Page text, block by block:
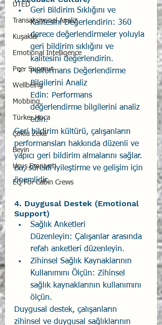
UTED
Transaksiyonel Analiz
Kuşaklar
Emotional Intelligence
Peer Support
Wellbeing
Mobbing
Türker Hoca
Çoklu Zekâ
Beyin
Uçuş Emniyeti
EQ For Cabin Crews
Geri Bildirim Sıklığını ve
Kalitesini Değerlendirin: 360
derece değerlendirmeler yoluyla
geri bildirim sıklığını ve
kalitesini değerlendirin.
Performans Değerlendirme
Bilgilerini Analiz
Edin: Performans
değerlendirme bilgilerini analiz
edin.
Geri bildirim kültürü, çalışanların
performansları hakkında düzenli ve
yapıcı geri bildirim almalarını sağlar.
Bu, sürekli iyileştirme ve gelişim için
önemlidir.
4. Duygusal Destek (Emotional
Support)
Sağlık Anketleri
Düzenleyin: Çalışanlar arasında
refah anketleri düzenleyin.
Zihinsel Sağlık Kaynaklarının
Kullanımını Ölçün: Zihinsel
sağlık kaynaklarının kullanımını
ölçün.
Duygusal destek, çalışanların
zihinsel ve duygusal sağlıklarının